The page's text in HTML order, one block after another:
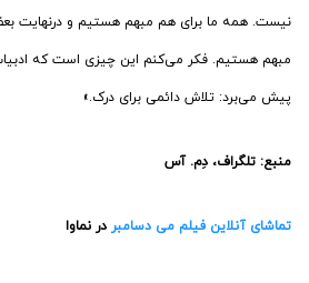
نیست. همه ما برای هم مبهم هستیم و درنهایت
مبهم هستیم. فکر می‌کنم این چیزی است که
پیش می‌برد: تلاش دائمی برای درک.»
منبع: تلگراف، دِم. آس
تماشای آنلاین فیلم می دسامبر در نماوا